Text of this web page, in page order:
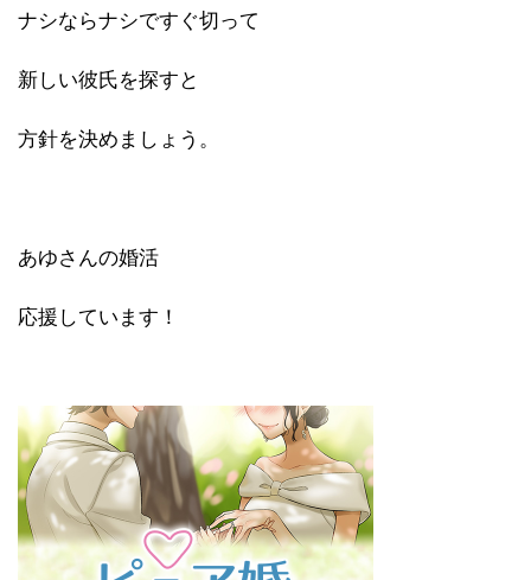
ナシならナシですぐ切って
新しい彼氏を探すと
方針を決めましょう。
あゆさんの婚活
応援しています！